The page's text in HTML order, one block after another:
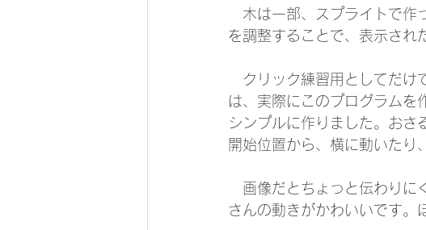
木は一部、スプライトで作
を調整することで、表示され
クリック練習用としてだけ
は、実際にこのプログラムを
シンプルに作りました。おさ
開始位置から、横に動いたり
画像だとちょっと伝わりに
さんの動きがかわいいです。